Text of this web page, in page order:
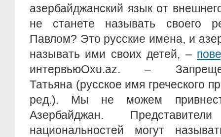
азербайджанский язык от
не станете называть своего
Павлом? Это русские имена, и
называть ими своих детей, –
интервьюOxu.az. –
Татьяна (русское имя греческого
ред.). Мы не можем
Азербайджан.
национальностей могут